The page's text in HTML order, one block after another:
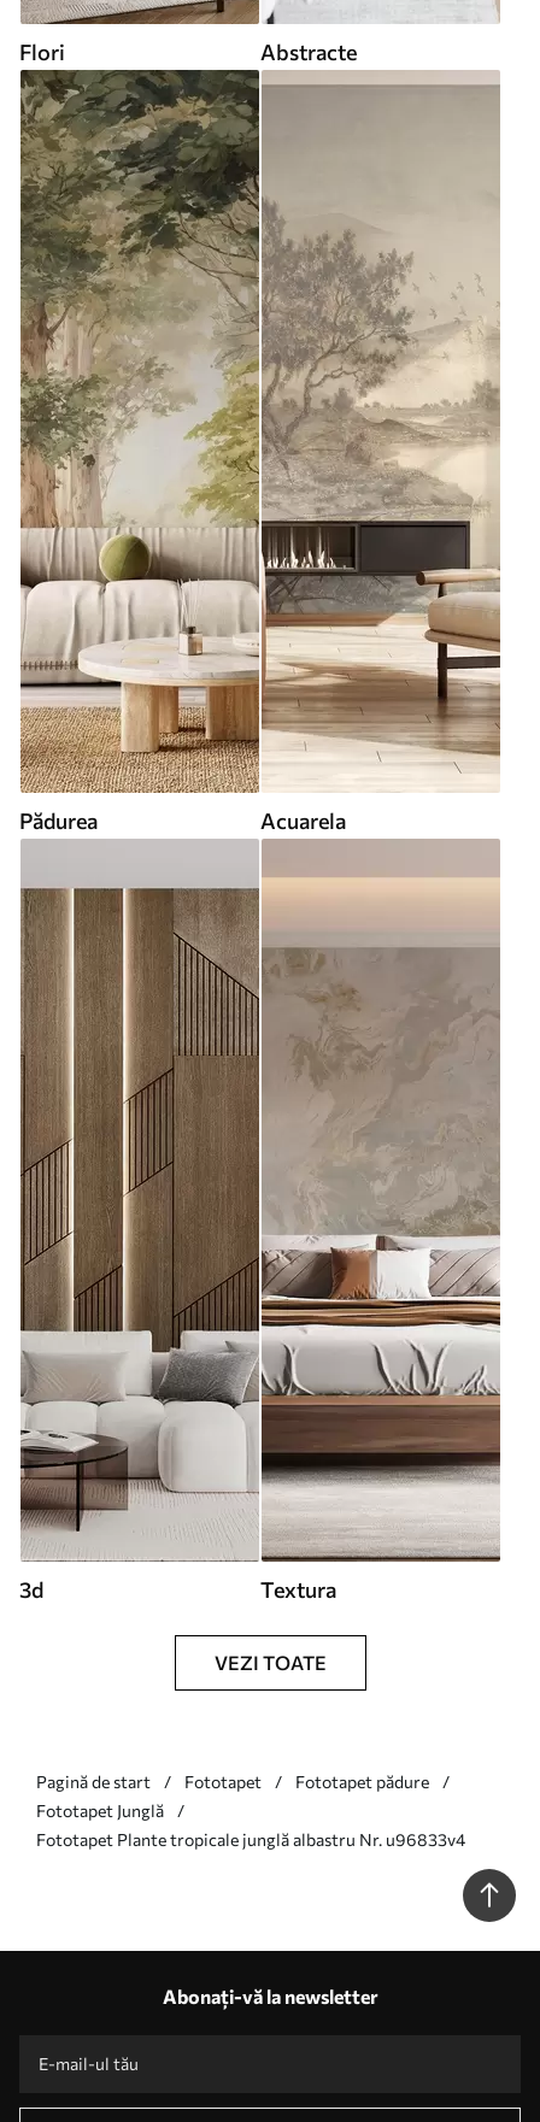
Flori Abstracte
Pădurea Acuarela
3d Textura
VEZI TOATE
Pagină de start Fototapet
Fototapet pădure
Fototapet Junglă
Fototapet Plante tropicale junglă albastru Nr. u96833v4
Abonați-vă la newsletter